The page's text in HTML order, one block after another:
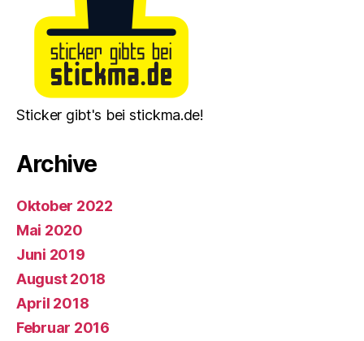
Sticker gibt's bei stickma.de!
Archive
Oktober 2022
Mai 2020
Juni 2019
August 2018
April 2018
Februar 2016